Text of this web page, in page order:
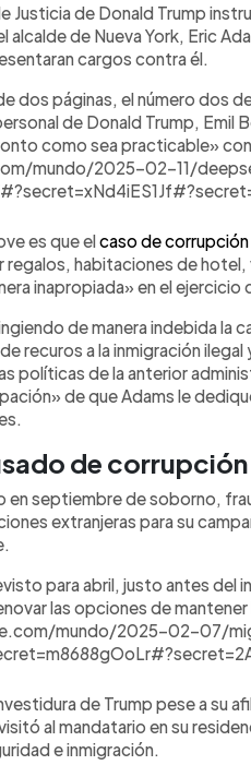
Justicia de Donald Trump
alcalde de Nueva York, Eric
cargos contra él.
dos páginas, el número dos
de Donald Trump, Emil
como sea practicable»
mundo/2025-02-11/
es que elcaso de corrupción
habitaciones de
inapropiada» en el ejercicio
de manera indebida la
recuros a la inmigración
políticas de la anterior
de que Adams le
de corrupción
en septiembre de soborno,
extranjeras para su
para abril, justo antes del
las opciones de mantener
mundo/2025-02-07/
de Trump pese a su
al mandatario en su
e inmigración.